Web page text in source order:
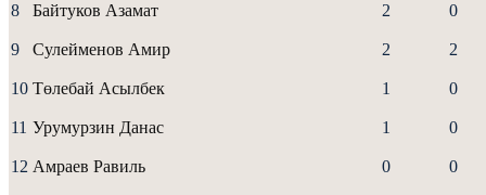
8 Байтуков Азамат 2 0
9 Сулейменов Aмир 2 2
10 Төлебай Асылбек 1 0
11 Урумурзин Данас 1 0
12 Амраев Равиль 0 0